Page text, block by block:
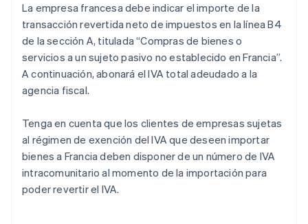
La empresa francesa debe indicar el importe de la
transacción revertida neto de impuestos en la línea B4
de la sección A, titulada “Compras de bienes o
servicios a un sujeto pasivo no establecido en Francia”.
A continuación, abonará el IVA total adeudado a la
agencia fiscal.
Tenga en cuenta que los clientes de empresas sujetas
al régimen de exención del IVA que deseen importar
bienes a Francia deben disponer de un número de IVA
intracomunitario al momento de la importación para
poder revertir el IVA.